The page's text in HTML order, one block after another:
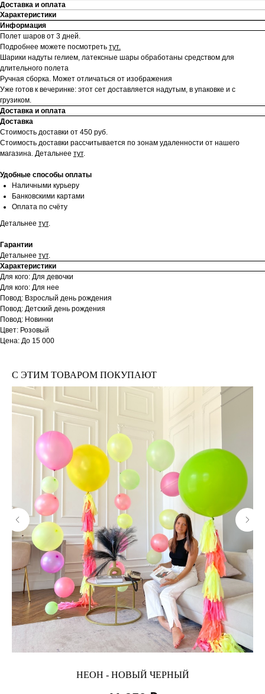
Доставка и оплата
Характеристики
Информация
Полет шаров от 3 дней.
Подробнее можете посмотреть тут.
Шарики надуты гелием, латексные шары обработаны средством для
длительного полета
Ручная сборка. Может отличаться от изображения
Уже готов к вечеринке: этот сет доставляется надутым, в упаковке и с
грузиком.
Доставка и оплата
Доставка
Стоимость доставки от 450 руб.
Стоимость доставки рассчитывается по зонам удаленности от нашего
магазина. Детальнее тут.
Удобные способы оплаты
Наличными курьеру
Банковскими картами
Оплата по счёту
Детальнее тут.
Гарантии
Детальнее тут.
Характеристики
Для кого: Для девочки
Для кого: Для нее
Повод: Взрослый день рождения
Повод: Детский день рождения
Повод: Новинки
Цвет: Розовый
Цена: До 15 000
С ЭТИМ ТОВАРОМ ПОКУПАЮТ
НЕОН - НОВЫЙ ЧЕРНЫЙ